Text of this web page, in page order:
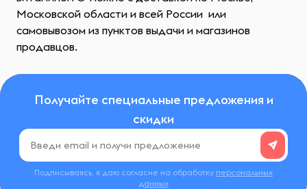
Московской области и всей России или
самовывозом из пунктов выдачи и магазинов
продавцов.
Получайте специальные предложения и
скидки
Подписываясь, я даю согласие на обработку персональных
данных